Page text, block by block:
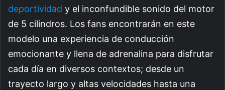
deportividad y el inconfundible sonido del motor
de 5 cilindros. Los fans encontrarán en este
modelo una experiencia de conducción
emocionante y llena de adrenalina para disfrutar
cada día en diversos contextos; desde un
trayecto largo y altas velocidades hasta una